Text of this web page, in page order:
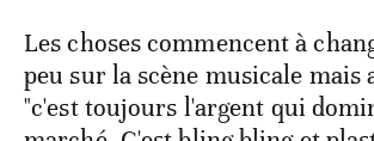
Les choses commencent à
peu sur la scène musicale mais
"c'est toujours l'argent qui